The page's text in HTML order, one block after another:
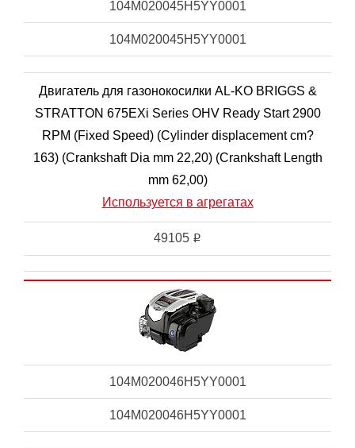
104M020045H5YY0001
104M020045H5YY0001
Двигатель для газонокосилки AL-KO BRIGGS &
STRATTON 675EXi Series OHV Ready Start 2900
RPM (Fixed Speed) (Cylinder displacement cm?
163) (Crankshaft Dia mm 22,20) (Crankshaft Length
mm 62,00)
Используется в агрегатах
49105 i
104M020046H5YY0001
104M020046H5YY0001